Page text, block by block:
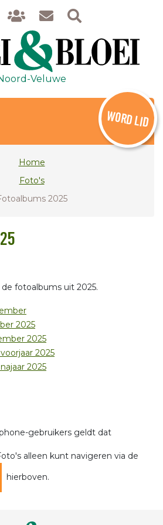
Veluwe
WORD LID
Home
Foto's
2025
fotoalbums uit 2025.
2025
2025
2025
2025
gebruikers geldt dat
alleen kunt navigeren via de
hierboven.